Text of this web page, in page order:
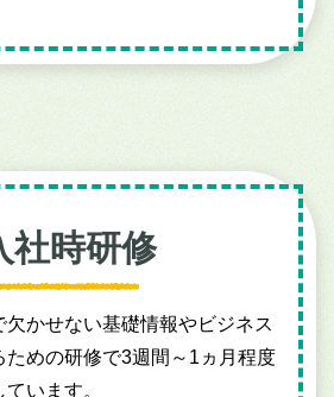
社時研修
欠かせない基礎情報やビジネス
ための研修で3週間～1ヵ月程度
います。